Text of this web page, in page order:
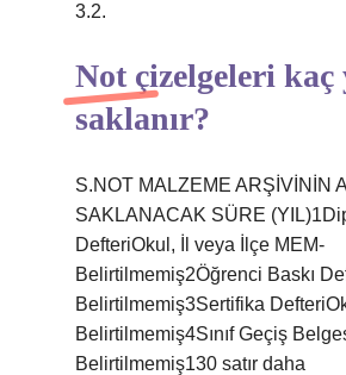
3.2.
Not çizelgeleri kaç
saklanır?
S.NOT MALZEME ARŞİVİNİN
SAKLANACAK SÜRE
DefteriOkul, İl veya İlçe MEM-
Belirtilmemiş2Öğrenci Baskı
Belirtilmemiş3Sertifika
Belirtilmemiş4Sınıf Geçiş
Belirtilmemiş130 satır daha